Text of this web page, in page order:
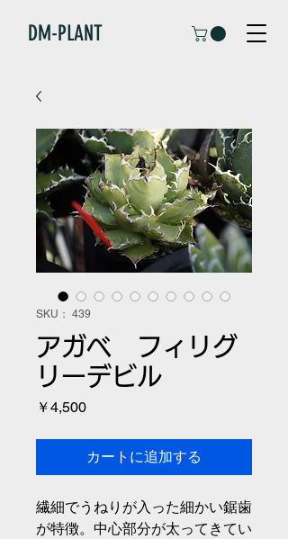
DM-PLANT
SKU： 439
アガベ フィリグ
リーデビル
￥4,500価
カートに追加する
繊細でうねりが入った細かい鋸歯
が特徴。中心部分が太ってきてい